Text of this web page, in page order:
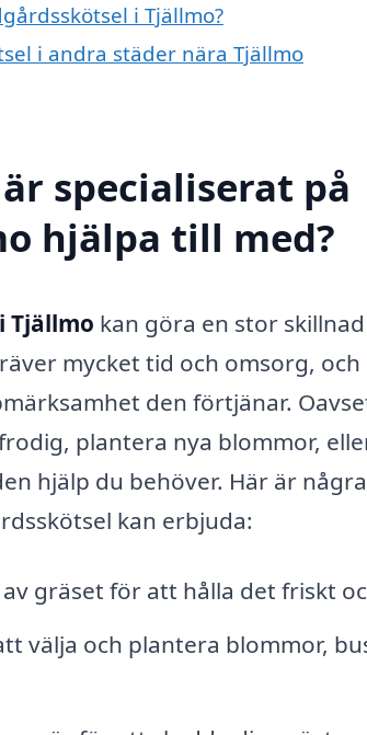
i Tjällmo?
i andra städer nära Tjällmo
specialiserat på
hjälpa till med?
Tjällmo kan göra en stor
mycket tid och omsorg,
den förtjänar.
plantera nya blommor,
hjälp du behöver. Här är
kan erbjuda:
gräset för att hålla det friskt
välja och plantera blommor,